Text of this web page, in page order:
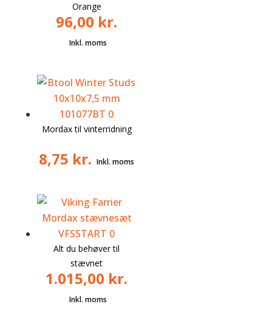
Orange
96,00 kr.
Mordax til vinterridning
8,75 kr.
Alt du behøver til
stævnet
1.015,00 kr.